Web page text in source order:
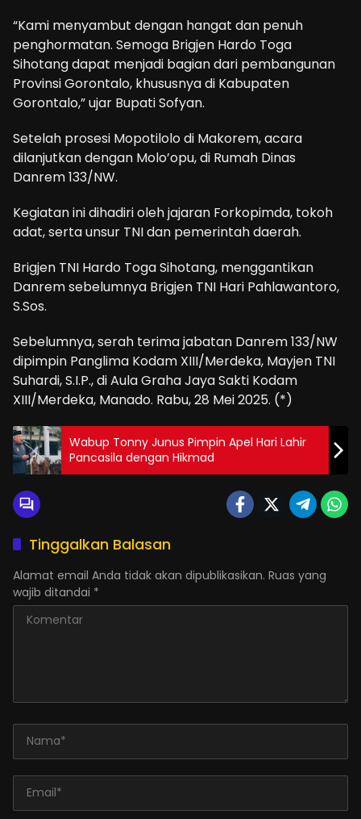
“Kami menyambut dengan hangat dan penuh
penghormatan. Semoga Brigjen Hardo Toga
Sihotang dapat menjadi bagian dari pembangunan
Provinsi Gorontalo, khususnya di Kabupaten
Gorontalo,” ujar Bupati Sofyan.
Setelah prosesi Mopotilolo di Makorem, acara
dilanjutkan dengan Molo’opu, di Rumah Dinas
Danrem 133/NW.
Kegiatan ini dihadiri oleh jajaran Forkopimda, tokoh
adat, serta unsur TNI dan pemerintah daerah.
Brigjen TNI Hardo Toga Sihotang, menggantikan
Danrem sebelumnya Brigjen TNI Hari Pahlawantoro,
S.Sos.
Sebelumnya, serah terima jabatan Danrem 133/NW
dipimpin Panglima Kodam XIII/Merdeka, Mayjen TNI
Suhardi, S.I.P., di Aula Graha Jaya Sakti Kodam
XIII/Merdeka, Manado. Rabu, 28 Mei 2025. (*)
Wabup Tonny Junus Pimpin Apel Hari Lahir
Pancasila dengan Hikmad
Tinggalkan Balasan
Alamat email Anda tidak akan dipublikasikan. Ruas yang
wajib ditandai *